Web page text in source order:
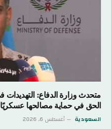
متحدث وزارة الدفاع:
الحق في حماية مصالحها
السعودية أغسطس 6, 2026